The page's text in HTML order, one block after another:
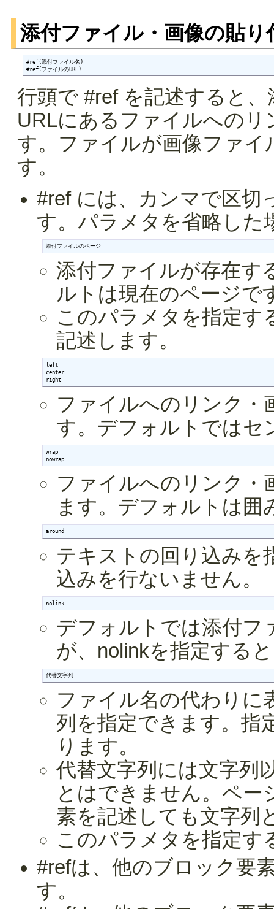
添付ファイル・画像の貼り
#ref(添付ファイル名)
#ref(ファイルのURL)
行頭で #ref を記述すると
URLにあるファイルへの
す。ファイルが画像ファイ
す。
#ref には、カンマで区切
す。パラメタを省略した
添付ファイルのページ
添付ファイルが存在す
ルトは現在のページで
このパラメタを指定す
記述します。
left
center
right
ファイルへのリンク・
す。デフォルトではセ
wrap
nowrap
ファイルへのリンク・
ます。デフォルトは囲
around
テキストの回り込みを
込みを行ないません。
nolink
デフォルトでは添付フ
が、nolinkを指定する
代替文字列
ファイル名の代わりに
列を指定できます。指
ります。
代替文字列には文字列
とはできません。ペー
素を記述しても文字列
このパラメタを指定す
#refは、他のブロック要
す。